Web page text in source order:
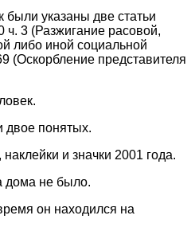
были указаны две статьи
ч. 3 (Разжигание расовой,
либо иной социальной
(Оскорбление представителя
двое понятых.
и значки 2001 года.
дома не было.
он находился на